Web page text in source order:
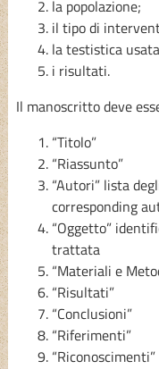
la popolazione;
il tipo di
la testistica
i risultati.
Il manoscritto deve
“Titolo”
“Riassunto”
“Autori” lista
corresponding
“Oggetto”
trattata
“Materiali e
“Risultati”
“Conclusioni”
“Riferimenti”
“Riconoscimenti”